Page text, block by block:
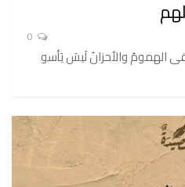
الهمومُ والأحزانُ لَيسَ يَأسو